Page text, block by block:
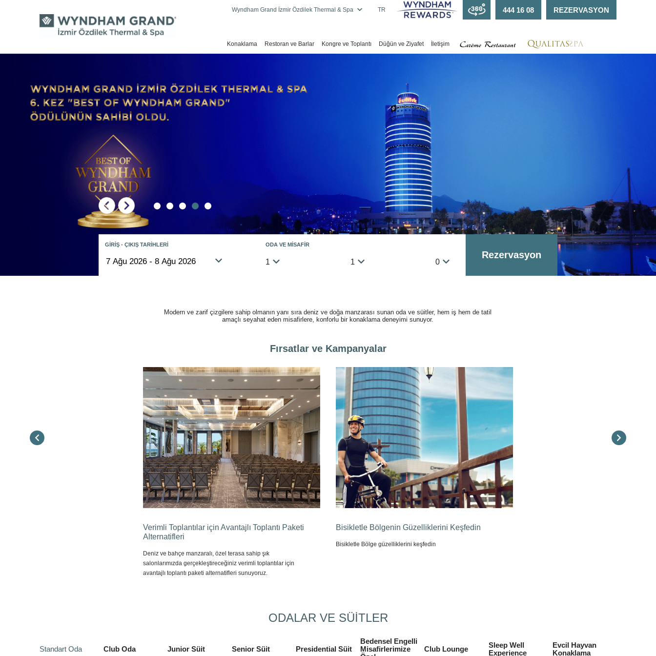
Wyndham Grand İzmir Özdilek Thermal & Spa TR 444 16 08 REZERVASYON
Konaklama Restoran ve Barlar Kongre ve Toplantı Düğün ve Ziyafet İletişim
GİRİŞ - ÇIKIŞ TARİHLERİ ODA VE MİSAFİR
1 1 0
Rezervasyon
Modern ve zarif çizgilere sahip olmanın yanı sıra deniz ve doğa manzarası sunan oda ve süitler, hem iş hem de tatil
amaçlı seyahat eden misafirlere, konforlu bir konaklama deneyimi sunuyor.
Fırsatlar ve Kampanyalar
Verimli Toplantılar için Avantajlı Toplantı Paketi
Alternatifleri
Deniz ve bahçe manzaralı, özel terasa sahip şık
salonlarımızda gerçekleştireceğiniz verimli toplantılar için
avantajlı toplantı paketi alternatifleri sunuyoruz.
Bisikletle Bölgenin Güzelliklerini Keşfedin
Bisikletle Bölge güzelliklerini keşfedin
ODALAR VE SÜİTLER
Standart Oda Club Oda Junior Süit Senior Süit Presidential Süit
Bedensel Engelli
Misafirlerimize
Club Lounge
Sleep Well
Experience
Evcil Hayvan
Konaklama